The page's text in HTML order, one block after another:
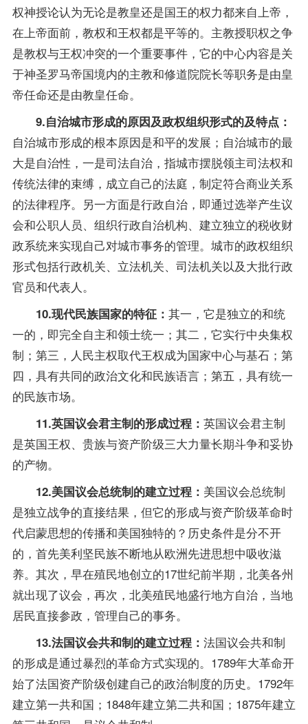
权神授论认为无论是教皇还是国王的权力都来自上帝，
在上帝面前，教权和王权都是平等的。主教授职权之争
是教权与王权冲突的一个重要事件，它的中心内容是关
于神圣罗马帝国境内的主教和修道院院长等职务是由皇
帝任命还是由教皇任命。
9.自治城市形成的原因及政权组织形式的及特点：
自治城市形成的根本原因是和平的发展；自治城市的最
大是自治性，一是司法自治，指城市摆脱领主司法权和
传统法律的束缚，成立自己的法庭，制定符合商业关系
的法律程序。另一方面是行政自治，即通过选举产生议
会和公职人员、组织行政自治机构、建立独立的税收财
政系统来实现自己对城市事务的管理。城市的政权组织
形式包括行政机关、立法机关、司法机关以及大批行政
官员和代表人。
10.现代民族国家的特征： 其一，它是独立的和统
一的，即完全自主和领士统一；其二，它实行中央集权
制；第三，人民主权取代王权成为国家中心与基石；第
四，具有共同的政治文化和民族语言；第五，具有统一
的民族市场。
11.英国议会君主制的形成过程： 英国议会君主制
是英国王权、贵族与资产阶级三大力量长期斗争和妥协
的产物。
12.美国议会总统制的建立过程： 美国议会总统制
是独立战争的直接结果，但它的形成与资产阶级革命时
代启蒙思想的传播和美国独特的？历史条件是分不开
的，首先美利坚民族不断地从欧洲先进思想中吸收滋
养。其次，早在殖民地创立的17世纪前半期，北美各州
就出现了议会，再次，北美殖民地盛行地方自治，当地
居民直接参政，管理自己的事务。
13.法国议会共和制的建立过程： 法国议会共和制
的形成是通过暴烈的革命方式实现的。1789年大革命开
始了法国资产阶级创建自己的政治制度的历史。1792年
建立第一共和国；1848年建立第二共和国；1875年建立